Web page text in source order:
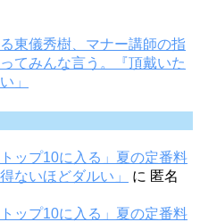
東儀秀樹、マナー講師の指
てみんな言う。『頂戴いた
」
ップ10に入る」夏の定番料
ないほどダルい」
に 匿名
ップ10に入る」夏の定番料